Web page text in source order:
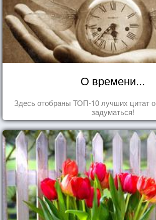
О времени...
Здесь отобраны ТОП-10 лучших цитат
задуматься!